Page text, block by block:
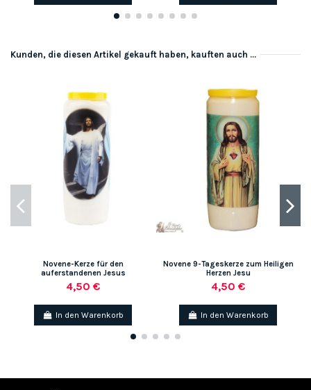
Kunden, die diesen Artikel gekauft haben, kauften auch ...
Novene-Kerze für den
auferstandenen Jesus
4,50 €
In den Warenkorb
Novene 9-Tageskerze zum Heiligen
Herzen Jesu
4,50 €
In den Warenkorb